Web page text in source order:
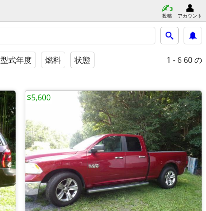
投稿 アカウント
型式年度 燃料 状態 1 - 6 60 の
$5,600